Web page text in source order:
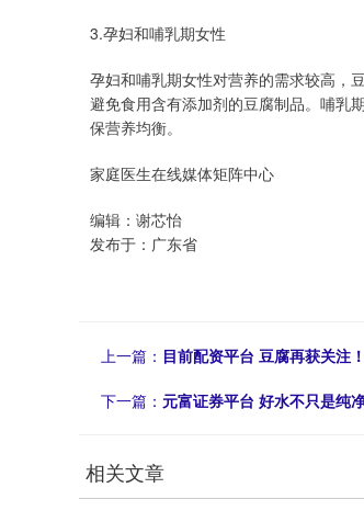
3.孕妇和哺乳期女性
孕妇和哺乳期女性对营养的需求较高，
避免食用含有添加剂的豆腐制品。哺乳
保营养均衡。
家庭医生在线媒体矩阵中心
编辑：谢芯怡
发布于：广东省
上一篇： 目前配资平台 豆腐再获关注
下一篇： 元富证券平台 好水不只是纯
相关文章